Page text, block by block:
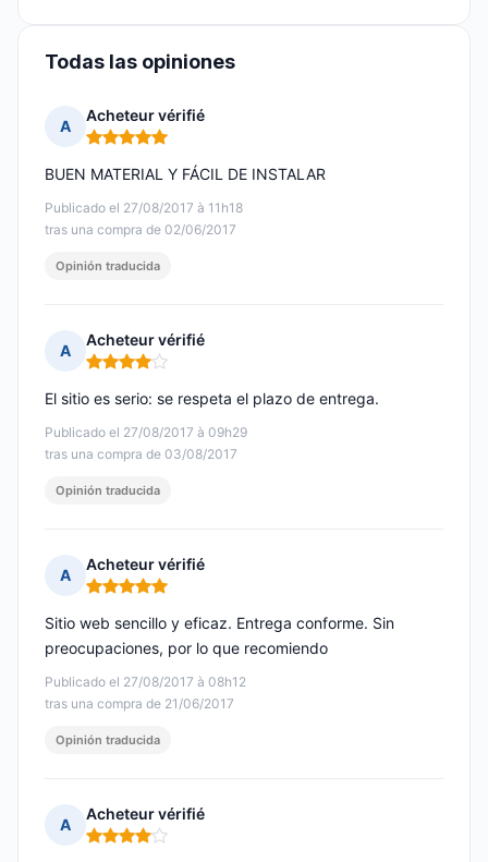
Todas las opiniones
A
Acheteur vérifié
Nota: 5 de 5
Publicado el 27/08/2017 à 11h18
tras una compra de 02/06/2017
BUEN MATERIAL Y FÁCIL DE INSTALAR
Opinión traducida
A
Acheteur vérifié
Nota: 4 de 5
Publicado el 27/08/2017 à 09h29
tras una compra de 03/08/2017
El sitio es serio: se respeta el plazo de entrega.
Opinión traducida
A
Acheteur vérifié
Nota: 5 de 5
Publicado el 27/08/2017 à 08h12
tras una compra de 21/06/2017
Sitio web sencillo y eficaz. Entrega conforme. Sin
preocupaciones, por lo que recomiendo
Opinión traducida
A
Acheteur vérifié
Nota: 4 de 5